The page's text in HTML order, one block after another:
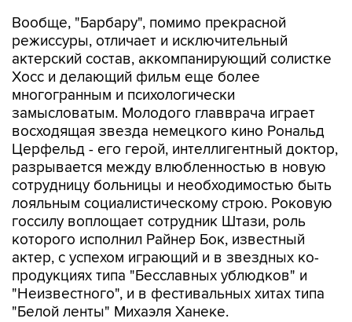
Вообще, "Барбару", помимо прекрасной
режиссуры, отличает и исключительный
актерский состав, аккомпанирующий солистке
Хосс и делающий фильм еще более
многогранным и психологически
замысловатым. Молодого главврача играет
восходящая звезда немецкого кино Рональд
Церфельд - его герой, интеллигентный доктор,
разрывается между влюбленностью в новую
сотрудницу больницы и необходимостью быть
лояльным социалистическому строю. Роковую
госсилу воплощает сотрудник Штази, роль
которого исполнил Райнер Бок, известный
актер, с успехом играющий и в звездных ко-
продукциях типа "Бесславных ублюдков" и
"Неизвестного", и в фестивальных хитах типа
"Белой ленты" Михаэля Ханеке.